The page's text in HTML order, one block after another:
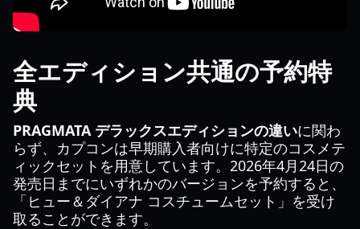
全エディション共通の予約特
典
PRAGMATA デラックスエディションの違いに関わ
らず、カプコンは早期購入者向けに特定のコスメテ
ィックセットを用意しています。2026年4月24日の
発売日までにいずれかのバージョンを予約すると、
「ヒュー＆ダイアナ コスチュームセット」を受け
取ることができます。